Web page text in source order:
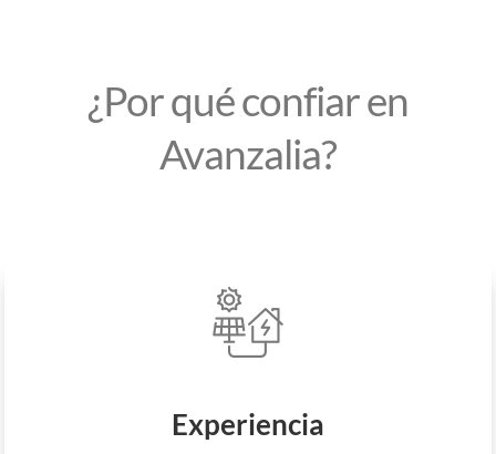
¿Por qué confiar en
Avanzalia?
Experiencia